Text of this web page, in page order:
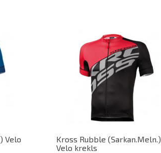
Velo
Kross Rubble (Sarkan.Meln.)
Velo krekls